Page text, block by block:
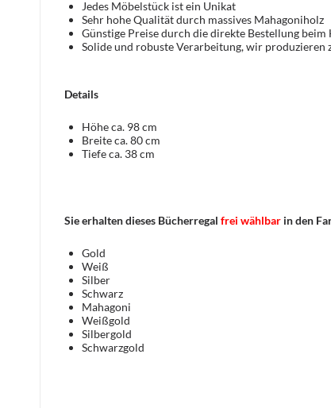
Jedes Möbelstück ist ein Unikat
Sehr hohe Qualität durch massives Mahagoniholz
Günstige Preise durch die direkte Bestellung
Solide und robuste Verarbeitung, wir produzieren
Details
Höhe ca. 98 cm
Breite ca. 80 cm
Tiefe ca. 38 cm
Sie erhalten dieses Bücherregal frei wählbar in den
Gold
Weiß
Silber
Schwarz
Mahagoni
Weißgold
Silbergold
Schwarzgold